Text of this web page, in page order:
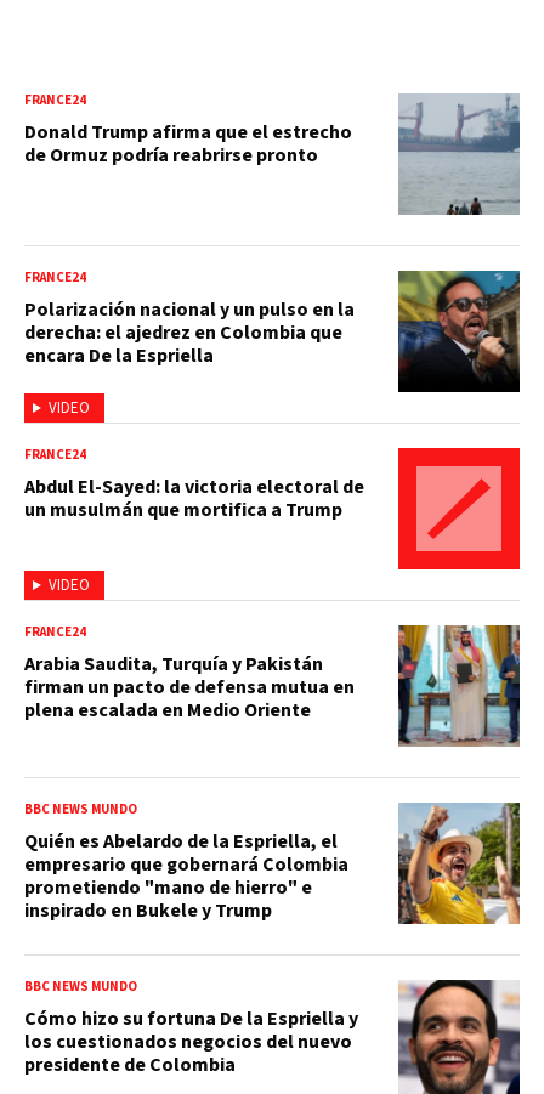
FRANCE24
Donald Trump afirma que el estrecho
de Ormuz podría reabrirse pronto
VIDEO
FRANCE24
Polarización nacional y un pulso en la
derecha: el ajedrez en Colombia que
encara De la Espriella
VIDEO
FRANCE24
Abdul El-Sayed: la victoria electoral de
un musulmán que mortifica a Trump
FRANCE24
Arabia Saudita, Turquía y Pakistán
firman un pacto de defensa mutua en
plena escalada en Medio Oriente
BBC NEWS MUNDO
Quién es Abelardo de la Espriella, el
empresario que gobernará Colombia
prometiendo "mano de hierro" e
inspirado en Bukele y Trump
BBC NEWS MUNDO
Cómo hizo su fortuna De la Espriella y
los cuestionados negocios del nuevo
presidente de Colombia